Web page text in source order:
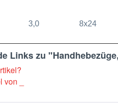
3,0 8x24
Links zu
_